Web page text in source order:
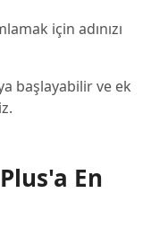
için adınızı
başlayabilir ve ek
En